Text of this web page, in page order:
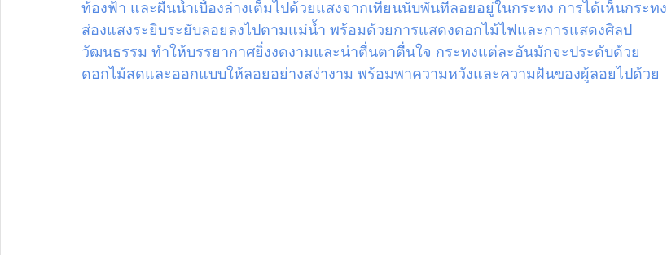
ท้องฟ้า และผืนน้ำเบื้องล่างเต็มไปด้วยแสงจากเทียนนับพันที่ลอยอยู่ในกระทง การได้เห็นกระทง
ส่องแสงระยิบระยับลอยลงไปตามแม่น้ำ พร้อมด้วยการแสดงดอกไม้ไฟและการแสดงศิลป
วัฒนธรรม ทำให้บรรยากาศยิ่งงดงามและน่าตื่นตาตื่นใจ กระทงแต่ละอันมักจะประดับด้วย
ดอกไม้สดและออกแบบให้ลอยอย่างสง่างาม พร้อมพาความหวังและความฝันของผู้ลอยไปด้วย